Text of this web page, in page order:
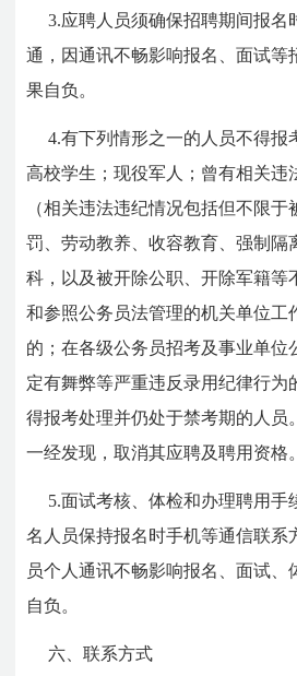
3.应聘人员须确保招聘期间报名
通，因通讯不畅影响报名、面试等
果自负。
4.有下列情形之一的人员不得报
高校学生；现役军人；曾有相关违
（相关违法违纪情况包括但不限
罚、劳动教养、收容教育、强制隔
科，以及被开除公职、开除军籍等
和参照公务员法管理的机关单位工
的；在各级公务员招考及事业单位
定有舞弊等严重违反录用纪律行为
得报考处理并仍处于禁考期的人员
一经发现，取消其应聘及聘用资格。
5.面试考核、体检和办理聘用手
名人员保持报名时手机等通信联系
员个人通讯不畅影响报名、面试、
自负。
六、联系方式